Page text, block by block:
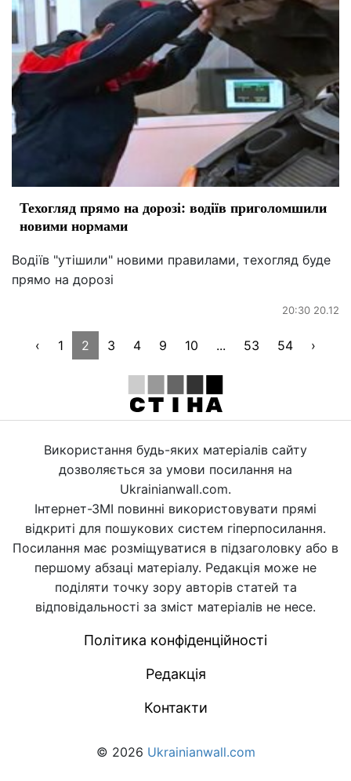
Техогляд прямо на дорозі: водіїв приголомшили
новими нормами
Водіїв "утішили" новими правилами, техогляд буде
прямо на дорозі
20:30 20.12
‹ 1 2 3 4 9 10 ... 53 54 ›
Використання будь-яких матеріалів сайту
дозволяється за умови посилання на
Ukrainianwall.com.
Інтернет-ЗМІ повинні використовувати прямі
відкриті для пошукових систем гіперпосилання.
Посилання має розміщуватися в підзаголовку або в
першому абзаці матеріалу. Редакція може не
поділяти точку зору авторів статей та
відповідальності за зміст матеріалів не несе.
Політика конфіденційності
Редакція
Контакти
© 2026 Ukrainianwall.com